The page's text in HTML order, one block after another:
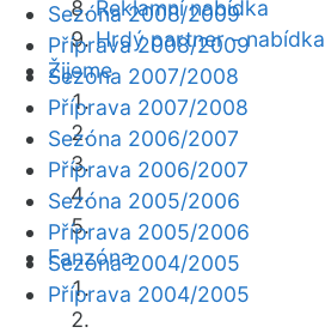
Reklamní nabídka
Hrdý partner - nabídka
Žijeme
Fanzóna
Sezóna 2008/2009
Příprava 2008/2009
Sezóna 2007/2008
Příprava 2007/2008
Sezóna 2006/2007
Příprava 2006/2007
Sezóna 2005/2006
Příprava 2005/2006
Sezóna 2004/2005
Příprava 2004/2005